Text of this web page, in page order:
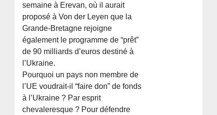
semaine à Erevan, où il aurait
proposé à Von der Leyen que la
Grande-Bretagne rejoigne
également le programme de “prêt”
de 90 milliards d’euros destiné à
l’Ukraine.
Pourquoi un pays non membre de
l’UE voudrait-il “faire don” de fonds
à l’Ukraine ? Par esprit
chevaleresque ? Pour défendre